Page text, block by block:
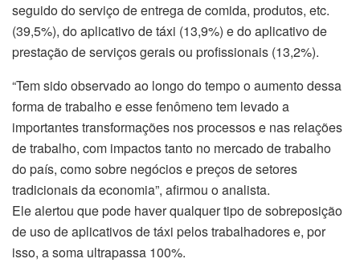
seguido do serviço de entrega de comida, produtos, etc.
(39,5%), do aplicativo de táxi (13,9%) e do aplicativo de
prestação de serviços gerais ou profissionais (13,2%).
“Tem sido observado ao longo do tempo o aumento dessa
forma de trabalho e esse fenômeno tem levado a
importantes transformações nos processos e nas relações
de trabalho, com impactos tanto no mercado de trabalho
do país, como sobre negócios e preços de setores
tradicionais da economia”, afirmou o analista.
Ele alertou que pode haver qualquer tipo de sobreposição
de uso de aplicativos de táxi pelos trabalhadores e, por
isso, a soma ultrapassa 100%.